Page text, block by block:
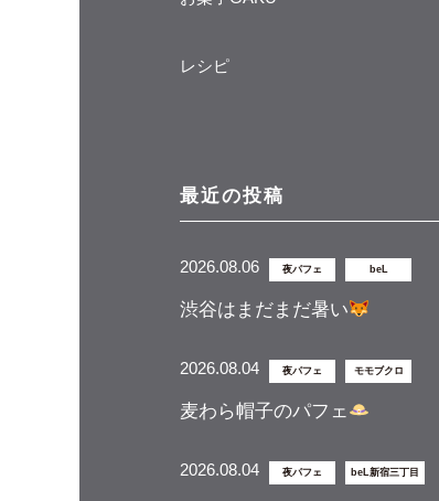
レシピ
最近の投稿
2026.08.06 夜パフェ beL
渋谷はまだまだ暑い
2026.08.04 夜パフェ モモブクロ
麦わら帽子のパフェ
2026.08.04 夜パフェ beL新宿三丁目